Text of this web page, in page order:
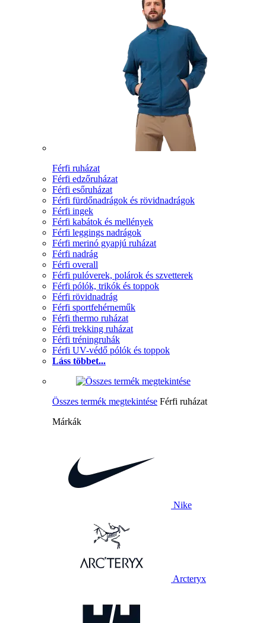
Férfi ruházat
Férfi edzőruházat
Férfi esőruházat
Férfi fürdőnadrágok és rövidnadrágok
Férfi ingek
Férfi kabátok és mellények
Férfi leggings nadrágok
Férfi merinó gyapjú ruházat
Férfi nadrág
Férfi overall
Férfi pulóverek, polárok és szvetterek
Férfi pólók, trikók és toppok
Férfi rövidnadrág
Férfi sportfehérneműk
Férfi thermo ruházat
Férfi trekking ruházat
Férfi tréningruhák
Férfi UV-védő pólók és toppok
Láss többet...
Összes termék megtekintése Férfi ruházat
Márkák
Nike
Arcteryx